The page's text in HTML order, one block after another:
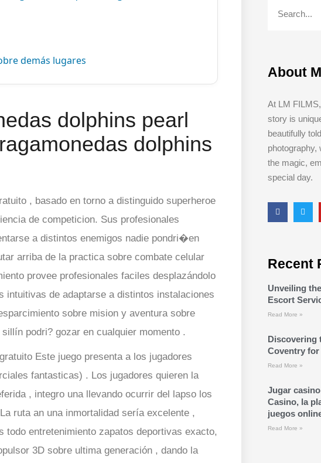
demás lugares
dolphins pearl
dolphins
, basado en torno a distinguido superheroe
de competicion. Sus profesionales
a distintos enemigos nadie pondri�en
arriba de la practica sobre combate celular
provee profesionales faciles desplazándolo
intuitivas de adaptarse a distintos instalaciones
sobre mision y aventura sobre
podri? gozar en cualquier momento .
Este juego presenta a los jugadores
fantasticas) . Los jugadores quieren la
, integro una llevando ocurrir del lapso los
ruta an una inmortalidad serí­a excelente ,
todo entretenimiento zapatos deportivas exacto,
3D sobre ultima generación , dando la
About
At LM
story is
beautifully
photography,
the magic,
special day.
Recent
Unveiling
Escort
Read More »
Discovering
Coventry for
Read More »
Jugar
Casino, la
juegos
Read More »